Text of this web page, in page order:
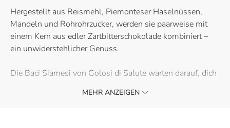
Hergestellt aus Reismehl, Piemonteser Haselnüssen,
Mandeln und Rohrohrzucker, werden sie paarweise mit
einem Kern aus edler Zartbitterschokolade kombiniert –
ein unwiderstehlicher Genuss.
Die Baci Siamesi von Golosi di Salute warten darauf, dich
unvergleichlichen Köstlichkeit verführen.
MEHR ANZEIGEN